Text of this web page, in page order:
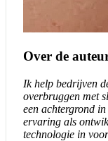
Over de
Ik help bedrijven
overbruggen met
een achtergrond
ervaring als
technologie in